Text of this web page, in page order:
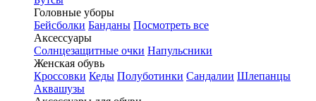
Головные уборы
Бейсболки Банданы Посмотреть все
Аксессуары
Солнцезащитные очки Напульсники
Женская обувь
Кроссовки Кеды Полуботинки Сандалии Шлепанцы
Аквашузы